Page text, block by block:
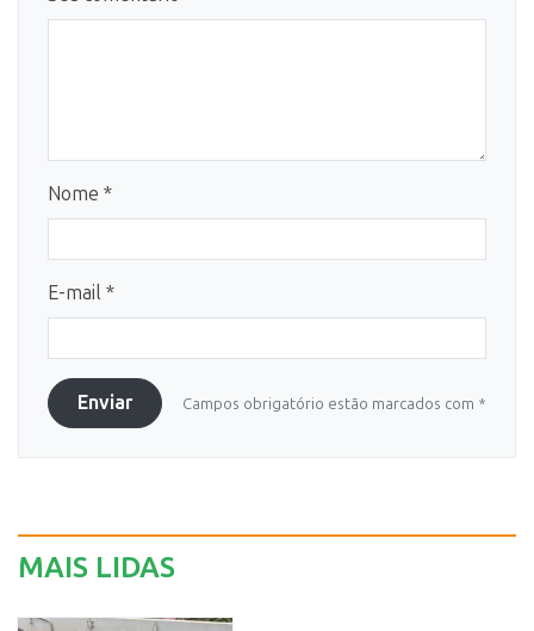
Nome *
E-mail *
Enviar Campos obrigatório estão marcados com *
MAIS LIDAS